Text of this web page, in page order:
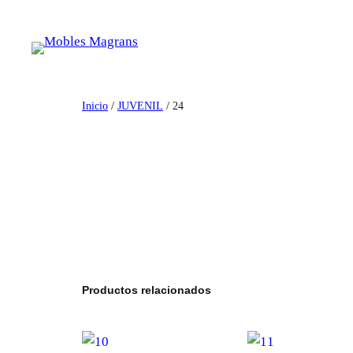
contenido
Inicio / JUVENIL / 24
Productos relacionados